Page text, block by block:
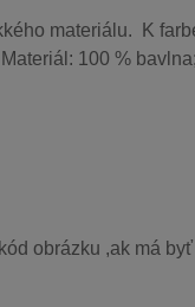
materiálu. K
100 %
obrázku ,ak má